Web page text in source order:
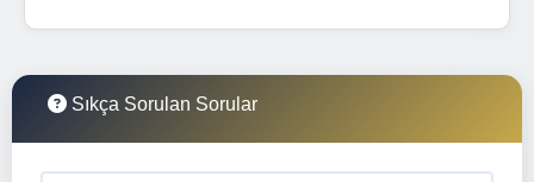
Sıkça Sorulan Sorular